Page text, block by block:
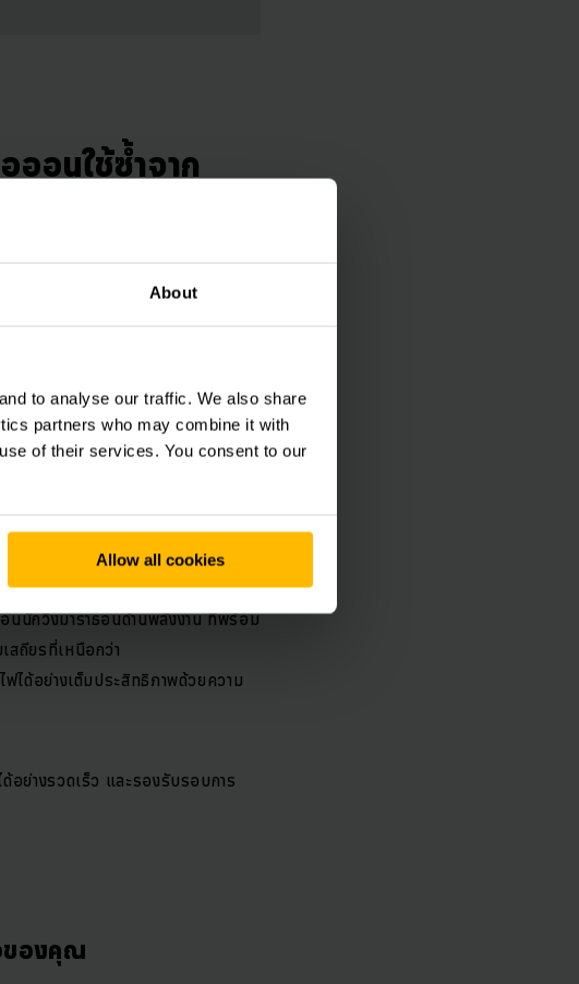
About
to analyse our traffic. We also share
partners who may combine it with
of their services. You consent to our
Allow all cookies
ออนใช้ซ้ำจาก
นินงานของคุณ
นั่นคือเหตุผลที่แบตเตอรี่ลิเธียม
Phosphate: LFP) ที่มีความ
ะ (Battery Management
สุดโดยไม่มีข้อประนีประนอม
งต่อเนื่อง
นนักวิ่งมาราธอนด้านพลังงาน ที่พร้อม
สถียรที่เหนือกว่า
ฟได้อย่างเต็มประสิทธิภาพด้วยความ
อย่างรวดเร็ว และรองรับรอบการ
ของคุณ